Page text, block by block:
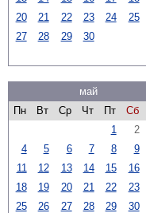
20
21 22 23 24 25
27
28 29 30
май
Пн
Вт Ср Чт Пт Сб
1
2
4
5 6 7 8 9
11
12 13 14 15 16
18
19 20 21 22 23
25
26 27 28 29 30